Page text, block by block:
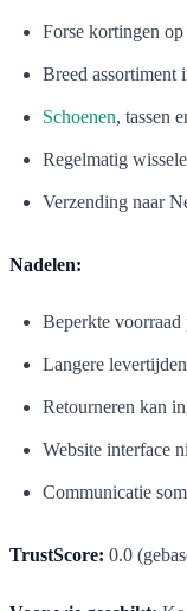
Forse kortingen
Breed assortiment
Schoenen, tassen
Regelmatig
Verzending naar
Nadelen:
Beperkte voorraad
Langere
Retourneren kan
Website interface
Communicatie
TrustScore: 0.0